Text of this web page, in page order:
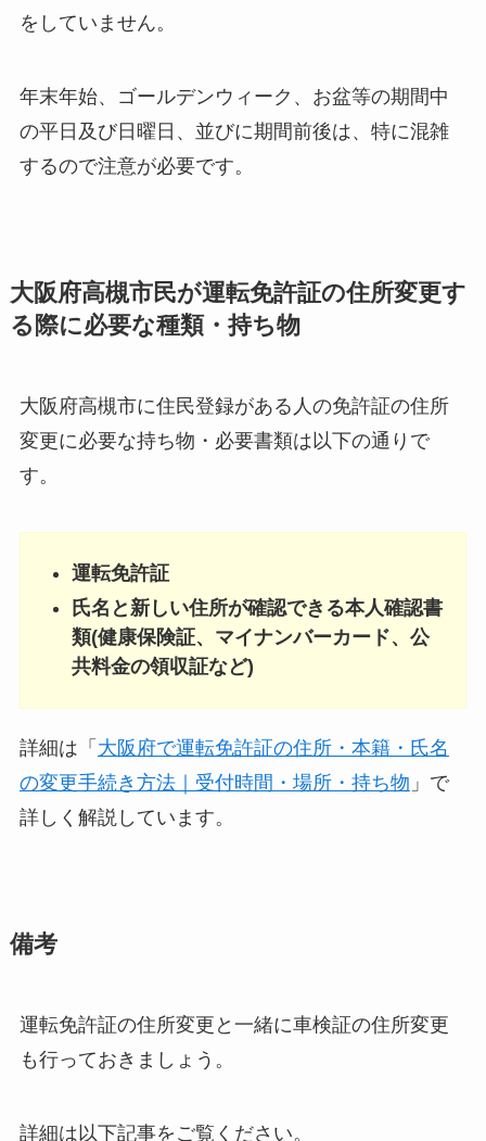
をしていません。
年末年始、ゴールデンウィーク、お盆等の期間中
の平日及び日曜日、並びに期間前後は、特に混雑
するので注意が必要です。
大阪府高槻市民が運転免許証の住所変更す
る際に必要な種類・持ち物
大阪府高槻市に住民登録がある人の免許証の住所
変更に必要な持ち物・必要書類は以下の通りで
す。
運転免許証
氏名と新しい住所が確認できる本人確認書
類(健康保険証、マイナンバーカード、公
共料金の領収証など)
詳細は「 大阪府で運転免許証の住所・本籍・氏名
の変更手続き方法｜受付時間・場所・持ち物 」で
詳しく解説しています。
備考
運転免許証の住所変更と一緒に車検証の住所変更
も行っておきましょう。
詳細は以下記事をご覧ください。